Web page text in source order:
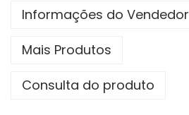
Informações do Vendedor
Mais Produtos
Consulta do produto